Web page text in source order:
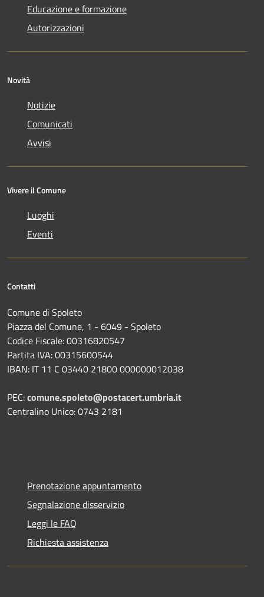
Educazione e formazione
Autorizzazioni
Novità
Notizie
Comunicati
Avvisi
Vivere il Comune
Luoghi
Eventi
Contatti
Comune di Spoleto
Piazza del Comune, 1 - 6049 - Spoleto
Codice Fiscale: 00316820547
Partita IVA: 00315600544
IBAN: IT 11 C 03440 21800 000000012038
PEC:comune.spoleto@postacert.umbria.it
Centralino Unico: 0743 2181
Prenotazione appuntamento
Segnalazione disservizio
Leggi le FAQ
Richiesta assistenza